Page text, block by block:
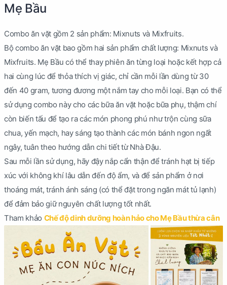
Mẹ Bầu
Combo ăn vặt gồm 2 sản phẩm: Mixnuts và Mixfruits.
Bộ combo ăn vặt bao gồm hai sản phẩm chất lượng: Mixnuts và
Mixfruits. Mẹ Bầu có thể thay phiên ăn từng loại hoặc kết hợp cả
hai cùng lúc để thỏa thích vị giác, chỉ cần mỗi lần dùng từ 30
đến 40 gram, tương đương một nắm tay cho mỗi loại. Bạn có thể
sử dụng combo này cho các bữa ăn vặt hoặc bữa phụ, thậm chí
còn biến tấu để tạo ra các món phong phú như trộn cùng sữa
chua, yến mạch, hay sáng tạo thành các món bánh ngon ngất
ngây, tuân theo hướng dẫn chi tiết từ Nhà Đậu.
Sau mỗi lần sử dụng, hãy đậy nắp cẩn thận để tránh hạt bị tiếp
xúc với không khí lâu dẫn đến độ ẩm, và để sản phẩm ở nơi
thoáng mát, tránh ánh sáng (có thể đặt trong ngăn mát tủ lạnh)
để đảm bảo giữ nguyên chất lượng tốt nhất.
Tham khảo Chế độ dinh dưỡng hoàn hảo cho Mẹ Bầu thừa cân